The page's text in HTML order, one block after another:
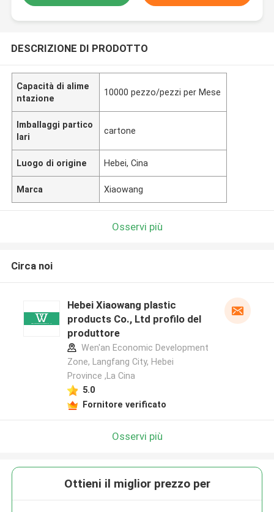
DESCRIZIONE DI PRODOTTO
Capacità di alime
ntazione
10000 pezzo/pezzi per Mese
Imballaggi partico
lari
cartone
Luogo di origine Hebei, Cina
Marca Xiaowang
Osservi più
Circa noi
Hebei Xiaowang plastic
products Co., Ltd profilo del
produttore
Wen'an Economic Development
Zone, Langfang City, Hebei
Province ,La Cina
5.0
Fornitore verificato
Osservi più
Ottieni il miglior prezzo per